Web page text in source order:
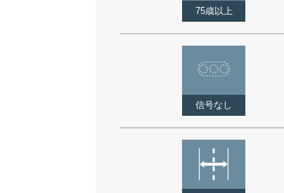
75歳以上
信号なし